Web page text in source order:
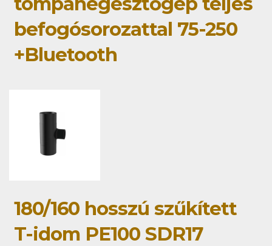
befogósorozattal 75-250
+Bluetooth
180/160 hosszú szűkített
T-idom PE100 SDR17